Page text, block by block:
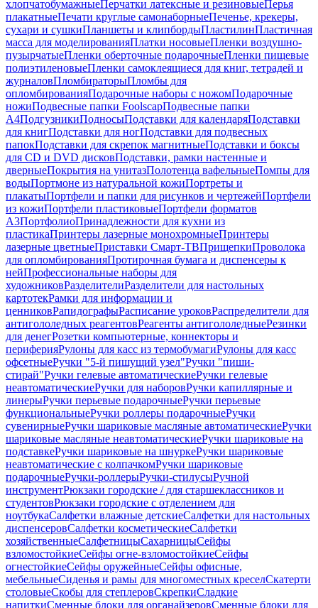
хлопчатобумажныеПерчатки латексные и резиновыеПерья
плакатныеПечати круглые самонаборныеПеченье, крекеры,
сухари и сушкиПланшеты и клипбордыПластилинПластичная
масса для моделированияПлатки носовыеПленки воздушно-
пузырчатыеПленки оберточные подарочныеПленки пищевые
полиэтиленовыеПленки самоклеящиеся для книг, тетрадей и
журналовПломбираторыПломбы для
опломбированияПодарочные наборы с ножомПодарочные
ножиПодвесные папки FoolscapПодвесные папки
А4ПодгузникиПодносыПодставки для календаряПодставки
для книгПодставки для ногПодставки для подвесных
папокПодставки для скрепок магнитныеПодставки и боксы
для CD и DVD дисковПодставки, рамки настенные и
дверныеПокрытия на унитазПолотенца вафельныеПомпы для
водыПортмоне из натуральной кожиПортреты и
плакатыПортфели и папки для рисунков и чертежейПортфели
из кожиПортфели пластиковыеПортфели форматов
А3ПортфолиоПринадлежности для кухни из
пластикаПринтеры лазерные монохромныеПринтеры
лазерные цветныеПриставки Смарт-ТВПрищепкиПроволока
для опломбированияПротирочная бумага и диспенсеры к
нейПрофессиональные наборы для
художниковРазделителиРазделители для настольных
картотекРамки для информации и
ценниковРапидографыРасписание уроковРаспределители для
антигололедных реагентовРеагенты антигололедныеРезинки
для денегРозетки компьютерные, коннекторы и
периферияРулоны для касс из термобумагиРулоны для касс
офсетныеРучки "5-й пишущий узел"Ручки "пиши-
стирай"Ручки гелевые автоматическиеРучки гелевые
неавтоматическиеРучки для наборовРучки капиллярные и
линерыРучки перьевые подарочныеРучки перьевые
функциональныеРучки роллеры подарочныеРучки
сувенирныеРучки шариковые масляные автоматическиеРучки
шариковые масляные неавтоматическиеРучки шариковые на
подставкеРучки шариковые на шнуркеРучки шариковые
неавтоматические с колпачкомРучки шариковые
подарочныеРучки-роллерыРучки-стилусыРучной
инструментРюкзаки городские / для старшеклассников и
студентовРюкзаки городские с отделением для
ноутбукаСалфетки влажные детскиеСалфетки для настольных
диспенсеровСалфетки косметическиеСалфетки
хозяйственныеСалфетницыСахарницыСейфы
взломостойкиеСейфы огне-взломостойкиеСейфы
огнестойкиеСейфы оружейныеСейфы офисные,
мебельныеСиденья и рамы для многоместных креселСкатерти
столовыеСкобы для степлеровСкрепкиСладкие
напиткиСменные блоки для органайзеровСменные блоки для